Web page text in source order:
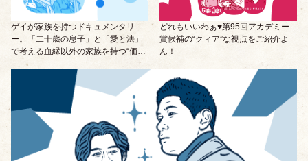
ゲイが家族を持つドキュメンタリ
ー。「二十歳の息子」と「愛と法」
で考える血縁以外の家族を持つ“価値
観”って？
どれもいいわぁ♥第95回アカデミー
賞候補の“クィア”な視点をご紹介よ
ん！